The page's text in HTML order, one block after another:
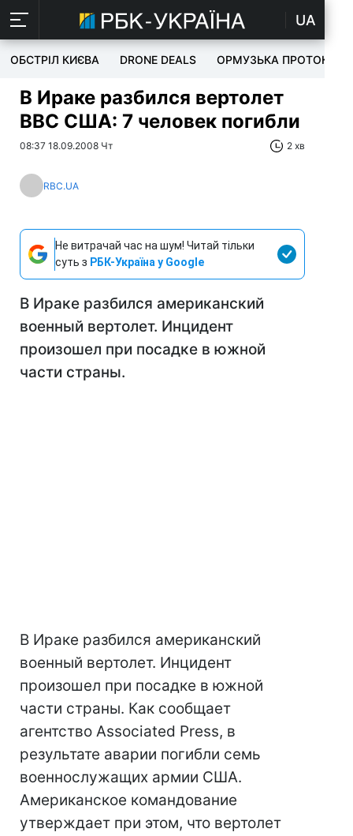
UA
ОБСТРІЛ КИЄВА DRONE DEALS ОРМУЗЬКА ПРОТОКА
В Ираке разбился вертолет
ВВС США: 7 человек погибли
08:37 18.09.2008 Чт 2 хв
RBC.UA
Не витрачай час на шум! Читай тільки
суть з РБК-Україна у Google
В Ираке разбился американский
военный вертолет. Инцидент
произошел при посадке в южной
части страны.
В Ираке разбился американский
военный вертолет. Инцидент
произошел при посадке в южной
части страны. Как сообщает
агентство Associated Press, в
результате аварии погибли семь
военнослужащих армии США.
Американское командование
утверждает при этом, что вертолет